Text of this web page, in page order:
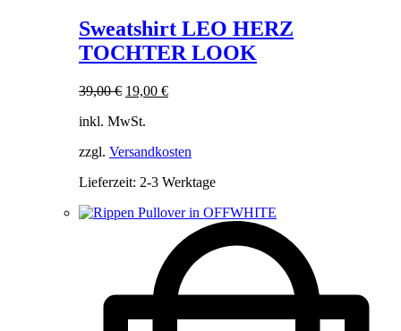
weist
mehrere
Varianten
gewählt
Sweatshirt LEO HERZ
TOCHTER LOOK
39,00€ Ursprünglicher
war:
19,00 €Aktueller
inkl. MwSt.
zzgl. Versandkosten
Lieferzeit: 2-3 Werktage